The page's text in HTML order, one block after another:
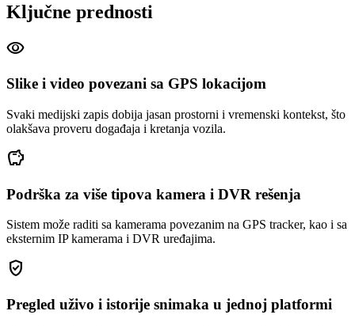
Ključne prednosti
visibility
Slike i video povezani sa GPS lokacijom
Svaki medijski zapis dobija jasan prostorni i vremenski kontekst, što
olakšava proveru događaja i kretanja vozila.
savings
Podrška za više tipova kamera i DVR rešenja
Sistem može raditi sa kamerama povezanim na GPS tracker, kao i sa
eksternim IP kamerama i DVR uređajima.
gpp_good
Pregled uživo i istorije snimaka u jednoj platformi